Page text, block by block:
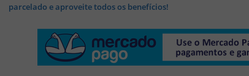
parcelado e aproveite todos os benefícios!